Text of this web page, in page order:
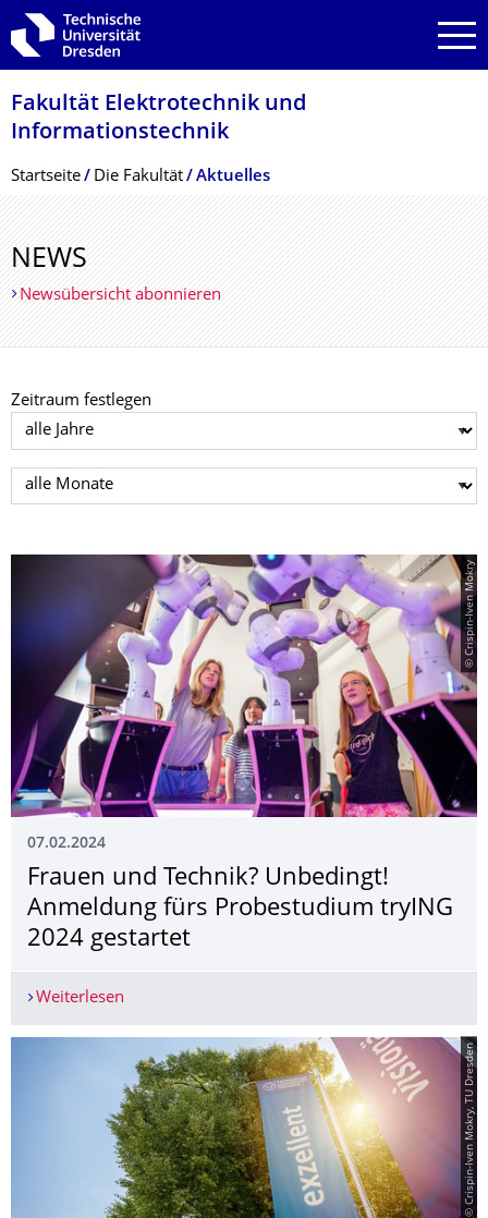
Zur Hauptnavigation springen
Zur Suche springen
Zum Inhalt springen
Fakultät Elektrotechnik und
Informationstech­nik
Breadcrumb-Menü
Startseite Die Fakultät Aktuelles
NEWS
Newsübersicht abonnieren
Zeitraum festlegen
Jahr auswählen
Monat auswählen
© Crispin-Iven Mokry
07.02.2024
Frauen und Technik? Unbedingt!
Anmeldung fürs Probestudium tryING
2024 gestartet
Weiterlesen
© Crispin-Iven Mokry, TU Dresden